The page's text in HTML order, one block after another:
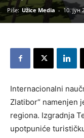
Piše: Užice Media - 10. јун
Internacionalni
Zlatibor“ namenjen
regiona. Izgradnja
upotpuniće